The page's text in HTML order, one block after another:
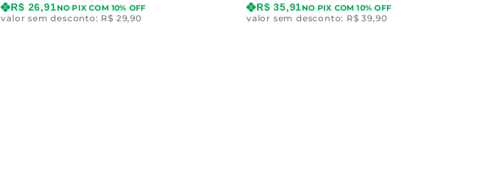
R$ 26,91NO PIX COM 10% OFF
valor sem desconto: R$ 29,90
R$ 35,91NO PIX COM 10% OFF
valor sem desconto: R$ 39,90